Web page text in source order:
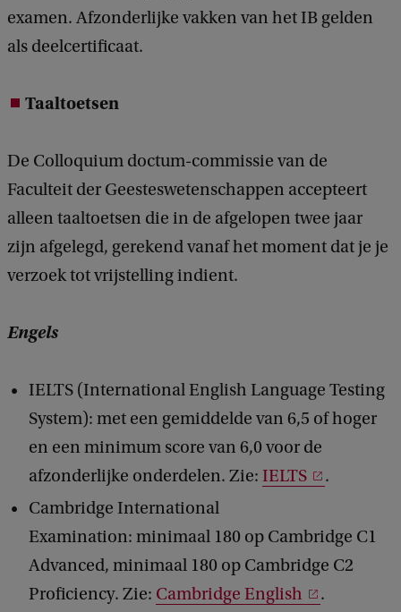
examen. Afzonderlijke vakken van het IB gelden
als deelcertificaat.
Taaltoetsen
De Colloquium doctum-commissie van de
Faculteit der Geesteswetenschappen accepteert
alleen taaltoetsen die in de afgelopen twee jaar
zijn afgelegd, gerekend vanaf het moment dat je je
verzoek tot vrijstelling indient.
Engels
IELTS (International English Language Testing
System): met een gemiddelde van 6,5 of hoger
en een minimum score van 6,0 voor de
afzonderlijke onderdelen. Zie: IELTS
.
Cambridge International
Examination: minimaal 180 op Cambridge C1
Advanced, minimaal 180 op Cambridge C2
Proficiency. Zie: Cambridge English .